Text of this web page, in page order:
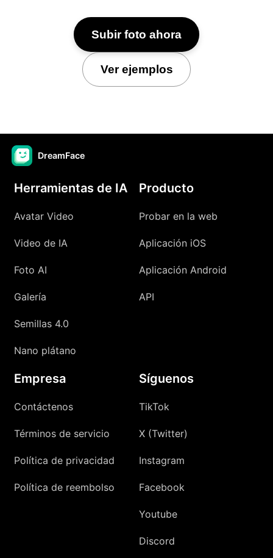
Subir foto ahora
Ver ejemplos
DreamFace
Herramientas de IA
Avatar Video
Video de IA
Foto AI
Galería
Semillas 4.0
Nano plátano
Producto
Probar en la web
Aplicación iOS
Aplicación Android
API
Empresa
Contáctenos
Términos de servicio
Política de privacidad
Política de reembolso
Síguenos
TikTok
X (Twitter)
Instagram
Facebook
Youtube
Discord